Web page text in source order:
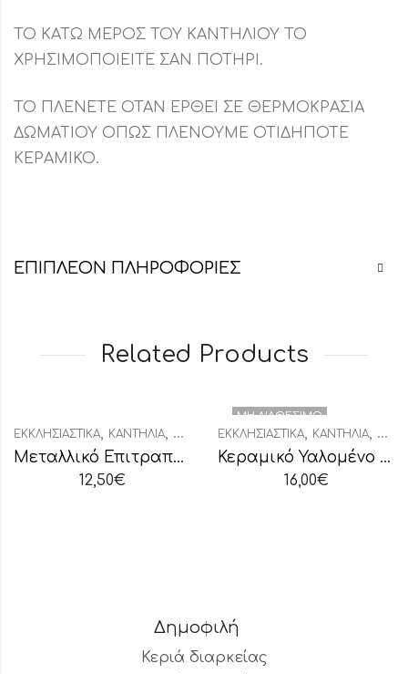
ΤΟ ΚΑΤΩ ΜΕΡΟΣ ΤΟΥ ΚΑΝΤΗΛΙΟΥ ΤΟ
ΧΡΗΣΙΜΟΠΟΙΕΙΤΕ ΣΑΝ ΠΟΤΗΡΙ.
ΤΟ ΠΛΕΝΕΤΕ ΟΤΑΝ ΕΡΘΕΙ ΣΕ ΘΕΡΜΟΚΡΑΣΙΑ
ΔΩΜΑΤΙΟΥ ΟΠΩΣ ΠΛΕΝΟΥΜΕ ΟΤΙΔΗΠΟΤΕ
ΚΕΡΑΜΙΚΟ.
ΕΠΙΠΛΈΟΝ ΠΛΗΡΟΦΟΡΊΕΣ
Related Products
ΕΚΚΛΗΣΙΑΣΤΙΚΆ, ΚΑΝΤΉΛΙΑ, ΜΕΤΑΛΛΙΚΆ ΚΑΝΤΉΛΙΑ
Μεταλλικό Επιτραπέζιο Καντήλι
12,50€
ΜΗ ΔΙΑΘΈΣΙΜΟ
ΕΚΚΛΗΣΙΑΣΤΙΚΆ, ΚΑΝΤΉΛΙΑ,
Κεραμικό Υαλομένο Καντήλι Λευκό
16,00€
Δημοφιλή
Κεριά διαρκείας